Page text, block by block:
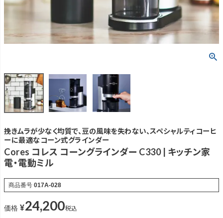
挽きムラが少なく均質で、豆の風味を失わない、スペシャルティコーヒ
ーに最適なコーン式グラインダー
Cores コレス コーングラインダー C330 | キッチン家
電・電動ミル
商品番号 017A-028
価格 ¥24,200税込